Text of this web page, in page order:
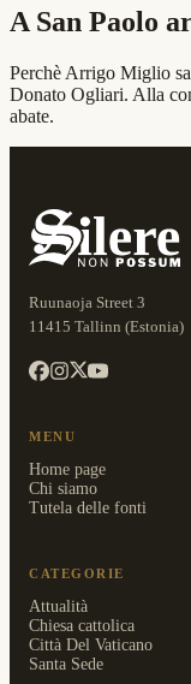
A San Paolo
Perchè Arrigo Miglio
Donato Ogliari. Alla
abate.
Ruunaoja Street 3
11415 Tallinn (Estonia)
MENU
Home page
Chi siamo
Tutela delle fonti
CATEGORIE
Attualità
Chiesa cattolica
Città Del Vaticano
Santa Sede